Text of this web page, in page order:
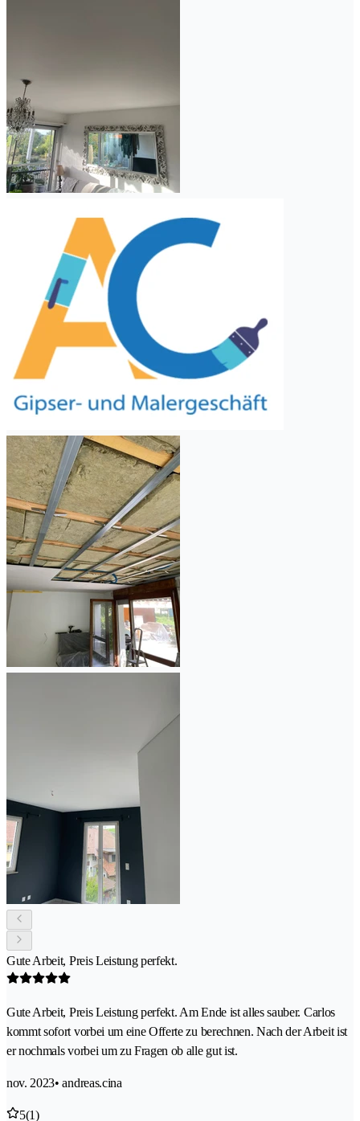
Gute Arbeit, Preis Leistung perfekt.
Gute Arbeit, Preis Leistung perfekt. Am Ende ist alles sauber. Carlos
kommt sofort vorbei um eine Offerte zu berechnen. Nach der Arbeit ist
er nochmals vorbei um zu Fragen ob alle gut ist.
nov. 2023• andreas.cina
5(1)